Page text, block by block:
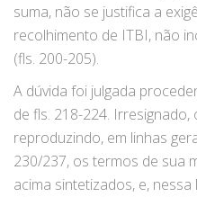
suma, não se justifica a
recolhimento de ITBI, não
(fls. 200-205).
A dúvida foi julgada
de fls. 218-224.
reproduzindo, em linhas
230/237, os termos de sua
acima sintetizados, e,